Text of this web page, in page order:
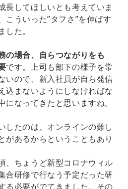
長してほしいとも考えていま
こういった”タフさ”を伸ばす
た。
の場合、自らつながりをも
です。上司も部下の様子を常
いので、新入社員が自ら発信
込まないようにしなければな
になってきたと思いますね。
したのは、オンラインの難し
があるからということもあり
、ちょうど新型コロナウィル
合研修で行なう予定だった研
る必要がでてきました。その